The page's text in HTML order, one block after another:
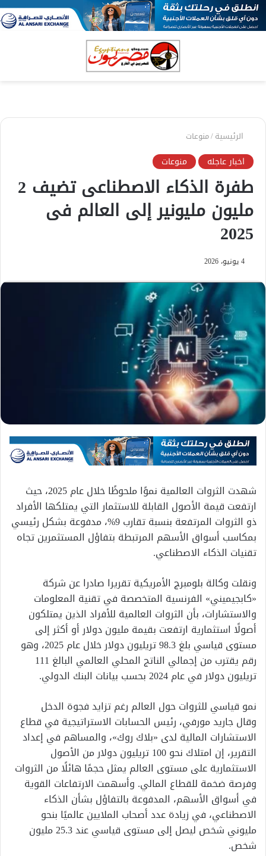
الرئيسية/منوعات
اخبار عاجله منوعات
طفرة الذكاء الاصطناعى تضيف 2
مليون مليونير إلى العالم فى
2025
4 يونيو، 2026
شهدت الثروات العالمية نموًا ملحوظًا خلال عام 2025، حيث
ارتفعت قيمة الأصول القابلة للاستثمار التي يمتلكها الأفراد
ذو الثروات المرتفعة بنسبة تقارب 9%، مدفوعة بشكل رئيسي
بمكاسب أسواق الأسهم المرتبطة بتفاؤل المستثمرين تجاه
تقنيات الذكاء الاصطناعي.
ونقلت وكالة بلومبرج الأمريكية تقريرا صادرا عن شركة
«كابجيميني» الفرنسية المتخصصة في تقنية المعلومات
والاستشارات، بأن الثروات العالمية للأفراد الذين يمتلكون
أصولًا استثمارية ارتفعت بقيمة مليون دولار أو أكثر إلى
مستوى قياسي بلغ 98.3 تريليون دولار خلال عام 2025، وهو
رقم يقترب من إجمالي الناتج المحلي العالمي البالغ 111
تريليون دولار في عام 2024 بحسب بيانات البنك الدولي.
نمو قياسي للثروات حول العالم رغم تزايد فجوة الدخل
وقال جاريد مورفي، رئيس الحسابات الاستراتيجية في قطاع
الاستشارات المالية لدى «بلاك روك»، والمساهم في إعداد
التقرير، إن امتلاك نحو 100 تريليون دولار من الأصول
الاستثمارية على مستوى العالم يمثل حجمًا هائلًا من الثروات
وفرصة ضخمة للقطاع المالي. وأسهمت الارتفاعات القوية
في أسواق الأسهم، المدفوعة بالتفاؤل بشأن الذكاء
الاصطناعي، في زيادة عدد أصحاب الملايين عالميًا بنحو
مليوني شخص ليصل إلى مستوى قياسي عند 25.3 مليون
شخص.